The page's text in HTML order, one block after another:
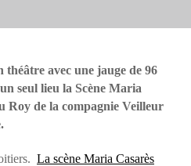
avec une jauge de 96
seul lieu la Scène Maria
Roy de la compagnie Veilleur
La scène Maria Casarès